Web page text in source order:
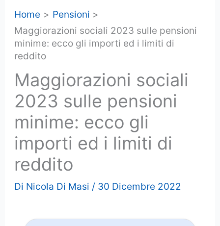
Home
Pensioni
Maggiorazioni sociali 2023 sulle pensioni
minime: ecco gli importi ed i limiti di
reddito
Maggiorazioni sociali
2023 sulle pensioni
minime: ecco gli
importi ed i limiti di
reddito
Di Nicola Di Masi / 30 Dicembre 2022